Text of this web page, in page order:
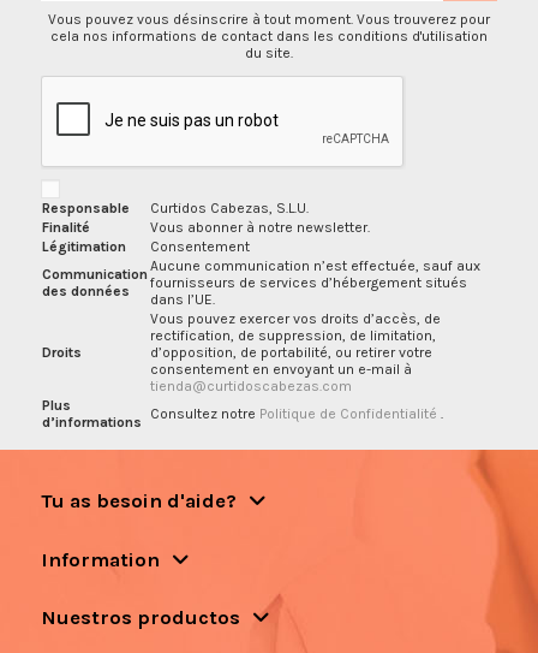
Vous pouvez vous désinscrire à tout moment. Vous trouverez pour
cela nos informations de contact dans les conditions d'utilisation
du site.
Responsable
Curtidos Cabezas, S.L.U.
Finalité
Vous abonner à notre newsletter.
Légitimation
Consentement
Communication
des données
Aucune communication n’est effectuée, sauf aux
fournisseurs de services d’hébergement situés
dans l’UE.
Droits
Vous pouvez exercer vos droits d’accès, de
rectification, de suppression, de limitation,
d’opposition, de portabilité, ou retirer votre
consentement en envoyant un e-mail à
tienda@curtidoscabezas.com
Plus
d’informations
Consultez notre Politique de Confidentialité .
Tu as besoin d'aide?
Information
Nuestros productos